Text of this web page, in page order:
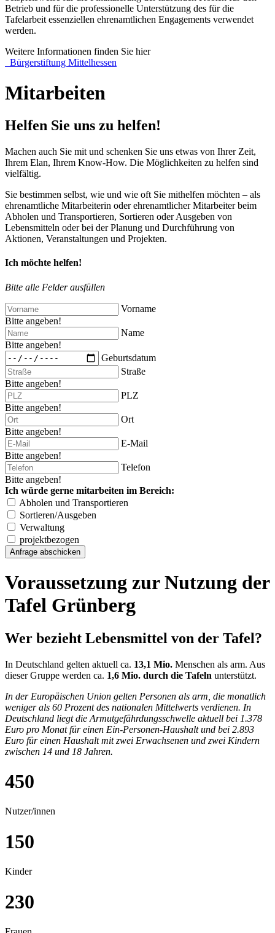
Betrieb und für die professionelle Unterstützung des für die
Tafelarbeit essenziellen ehrenamtlichen Engagements verwendet
werden.
Weitere Informationen finden Sie hier
Bürgerstiftung Mittelhessen
Mitarbeiten
Helfen Sie uns zu helfen!
Machen auch Sie mit und schenken Sie uns etwas von Ihrer Zeit,
Ihrem Elan, Ihrem Know-How. Die Möglichkeiten zu helfen sind
vielfältig.
Sie bestimmen selbst, wie und wie oft Sie mithelfen möchten – als
ehrenamtliche Mitarbeiterin oder ehrenamtlicher Mitarbeiter beim
Abholen und Transportieren, Sortieren oder Ausgeben von
Lebensmitteln oder bei der Planung und Durchführung von
Aktionen, Veranstaltungen und Projekten.
Ich möchte helfen!
Bitte alle Felder ausfüllen
Vorname
Bitte angeben!
Name
Bitte angeben!
Geburtsdatum
Straße
Bitte angeben!
PLZ
Bitte angeben!
Ort
Bitte angeben!
E-Mail
Bitte angeben!
Telefon
Bitte angeben!
Ich würde gerne mitarbeiten im Bereich:
Abholen und Transportieren
Sortieren/Ausgeben
Verwaltung
projektbezogen
Anfrage abschicken
Voraussetzung zur Nutzung der
Tafel Grünberg
Wer bezieht Lebensmittel von der Tafel?
In Deutschland gelten aktuell ca. 13,1 Mio. Menschen als arm. Aus
dieser Gruppe werden ca. 1,6 Mio. durch die Tafeln unterstützt.
In der Europäischen Union gelten Personen als arm, die monatlich
weniger als 60 Prozent des nationalen Mittelwerts verdienen. In
Deutschland liegt die Armutgefährdungsschwelle aktuell bei 1.378
Euro pro Monat für einen Ein-Personen-Haushalt und bei 2.893
Euro für einen Haushalt mit zwei Erwachsenen und zwei Kindern
zwischen 14 und 18 Jahren.
450
Nutzer/innen
150
Kinder
230